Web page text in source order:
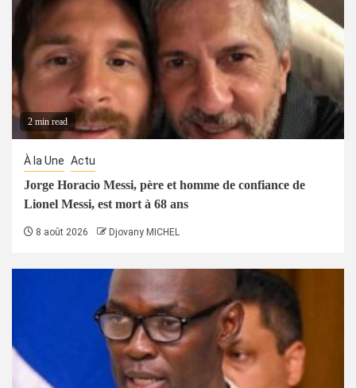
2 min read
À la Une Actu
Jorge Horacio Messi, père et homme de confiance de
Lionel Messi, est mort à 68 ans
8 août 2026 Djovany MICHEL